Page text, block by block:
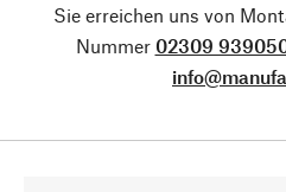
Sie erreichen uns von
Nummer 02309